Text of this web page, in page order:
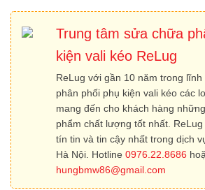
Trung tâm sửa chữa
kiện vali kéo ReLug
ReLug với gần 10 năm trong
phân phối phụ kiện vali kéo các
mang đến cho khách hàng
phẩm chất lượng tốt nhất.
tín tin và tin cậy nhất trong dịch
Hà Nội. Hotline 0976.22.8686
hungbmw86@gmail.com